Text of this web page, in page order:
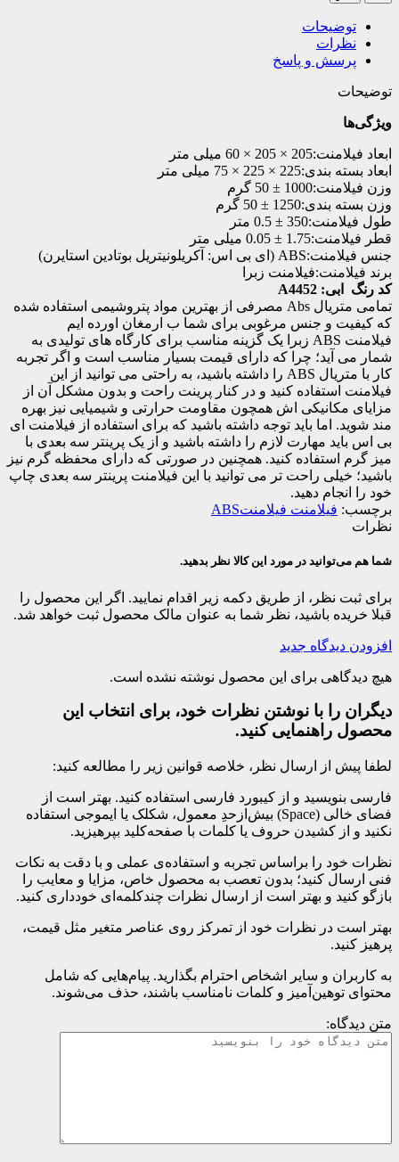
توضیحات
نظرات
پرسش و پاسخ
توضیحات
ویژگی‌ها
ابعاد فیلامنت:205 × 205 × 60 میلی متر
ابعاد بسته بندی:225 × 225 × 75 میلی متر
وزن فیلامنت:1000 ± 50 گرم
وزن بسته بندی:1250 ± 50 گرم
طول فیلامنت:350 ± 0.5 متر
قطر فیلامنت:1.75 ± 0.05 میلی متر
جنس فیلامنت:ABS (ای بی اس: آکریلونیتریل بوتادین استایرن)
برند فیلامنت:فیلامنت زبرا
کد رنگ ابی: A4452
تمامی متریال Abs مصرفی از بهترین مواد پتروشیمی استفاده شده
که کیفیت و جنس مرغوبی برای شما ب ارمغان اورده ایم
فیلامنت ABS زبرا یک گزینه مناسب برای کارگاه های تولیدی به
شمار می آید؛ چرا که دارای قیمت بسیار مناسب است و اگر تجربه
کار با متریال ABS را داشته باشید، به راحتی می توانید از این
فیلامنت استفاده کنید و در کنار پرینت راحت و بدون مشکل آن از
مزایای مکانیکی اش همچون مقاومت حرارتی و شیمیایی نیز بهره
مند شوید. اما باید توجه داشته باشید که برای استفاده از فیلامنت ای
بی اس باید مهارت لازم را داشته باشید و از یک پرینتر سه بعدی با
میز گرم استفاده کنید. همچنین در صورتی که دارای محفظه گرم نیز
باشید؛ خیلی راحت تر می توانید با این فیلامنت پرینتر سه بعدی چاپ
خود را انجام دهید.
برچسب: فیلامنت فیلامنتABS
نظرات
شما هم می‌توانید در مورد این کالا نظر بدهید.
برای ثبت نظر، از طریق دکمه زیر اقدام نمایید. اگر این محصول را
قبلا خریده باشید، نظر شما به عنوان مالک محصول ثبت خواهد شد.
افزودن دیدگاه جدید
هیچ دیدگاهی برای این محصول نوشته نشده است.
دیگران را با نوشتن نظرات خود، برای انتخاب این
محصول راهنمایی کنید.
لطفا پیش از ارسال نظر، خلاصه قوانین زیر را مطالعه کنید:
فارسی بنویسید و از کیبورد فارسی استفاده کنید. بهتر است از
فضای خالی (Space) بیش‌از‌حدِ معمول، شکلک یا ایموجی استفاده
نکنید و از کشیدن حروف یا کلمات با صفحه‌کلید بپرهیزید.
نظرات خود را براساس تجربه و استفاده‌ی عملی و با دقت به نکات
فنی ارسال کنید؛ بدون تعصب به محصول خاص، مزایا و معایب را
بازگو کنید و بهتر است از ارسال نظرات چندکلمه‌‌ای خودداری کنید.
بهتر است در نظرات خود از تمرکز روی عناصر متغیر مثل قیمت،
پرهیز کنید.
به کاربران و سایر اشخاص احترام بگذارید. پیام‌هایی که شامل
محتوای توهین‌آمیز و کلمات نامناسب باشند، حذف می‌شوند.
متن دیدگاه: